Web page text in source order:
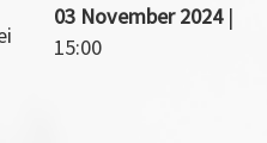
03 November 2024|
15:00